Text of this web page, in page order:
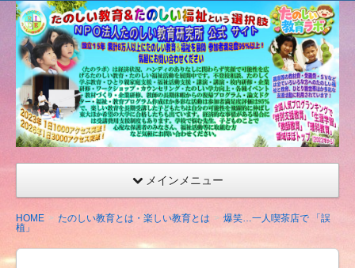
たの
しい
教育
研究
所
（沖
縄）
公式
ト
メインメニュー
HOME たのしい教育とは・楽しい教育とは
爆笑…一人喫茶店で 「誤
植」